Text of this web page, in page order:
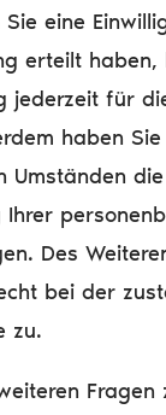
eine
erteilt haben,
jederzeit für
haben Sie
Umständen
Des
bei der
zu.
Fragen